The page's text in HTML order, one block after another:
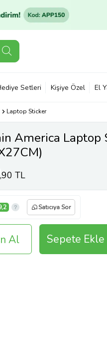
Setleri Kişiye Özel El
Laptop Sticker
America Laptop
,90 TL
Satıcıya Sor
Al Sepete Ekle